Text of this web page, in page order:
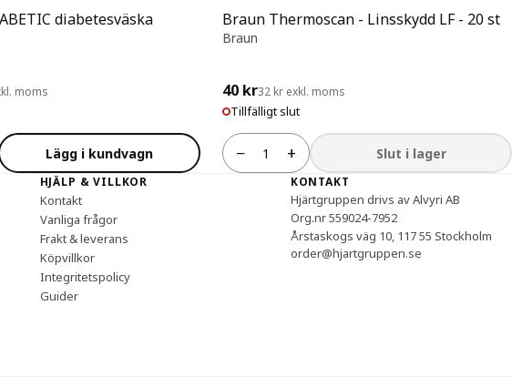
diabetesväska
moms
Lägg i kundvagn
Braun Thermoscan - Linsskydd LF - 20 st
Braun
40 kr32 kr exkl. moms
Tillfälligt slut
−
Antal + Slut i lager
HJÄLP & VILLKOR
Kontakt
Vanliga frågor
Frakt & leverans
Köpvillkor
Integritetspolicy
Guider
KONTAKT
Hjärtgruppen drivs av Alvyri AB
Org.nr 559024-7952
Årstaskogs väg 10, 117 55 Stockholm
order@hjartgruppen.se